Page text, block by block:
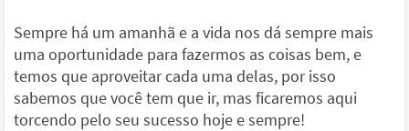
Sempre há um amanhã e a vida nos dá sempre mais
uma oportunidade para fazermos as coisas bem, e
temos que aproveitar cada uma delas, por isso
sabemos que você tem que ir, mas ficaremos aqui
torcendo pelo seu sucesso hoje e sempre!